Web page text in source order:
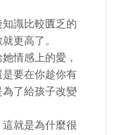
識比較匱乏的
更高了。
情感上的愛，
要在你趁你有
了給孩子改變
就是為什麼很